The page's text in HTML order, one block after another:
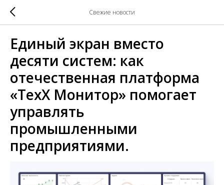
Свежие новости
Единый экран вместо
десяти систем: как
отечественная платформа
«ТехХ Монитор» помогает
управлять
промышленными
предприятиями.